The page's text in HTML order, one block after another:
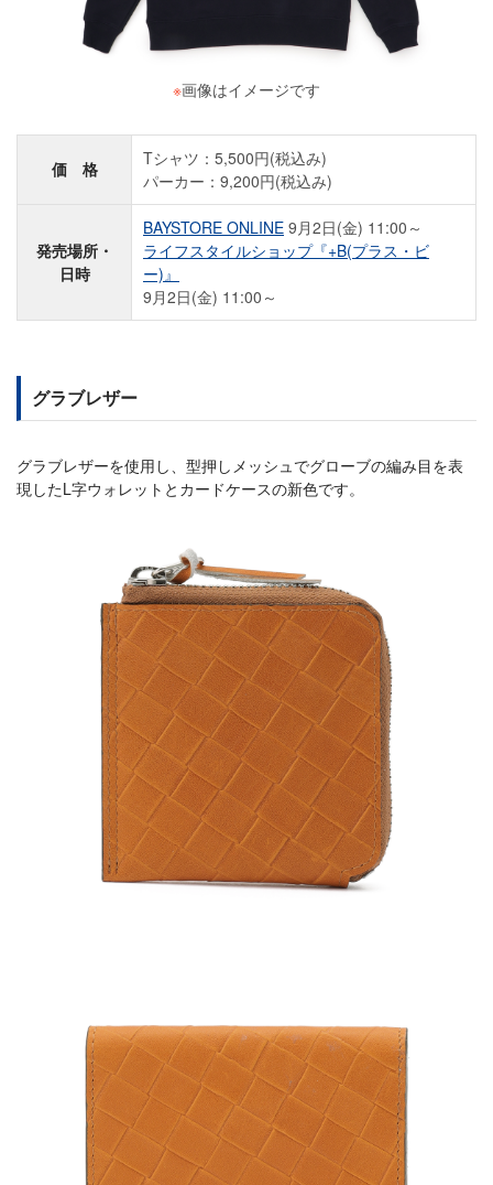
※画像はイメージです
価 格
Tシャツ：5,500円(税込み)
パーカー：9,200円(税込み)
発売場所・
日時
BAYSTORE ONLINE 9月2日(金) 11:00～
ライフスタイルショップ『+B(プラス・ビ
ー)』
9月2日(金) 11:00～
グラブレザー
グラブレザーを使用し、型押しメッシュでグローブの編み目を表
現したL字ウォレットとカードケースの新色です。